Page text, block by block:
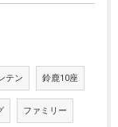
テン 鈴鹿10座
ファミリー